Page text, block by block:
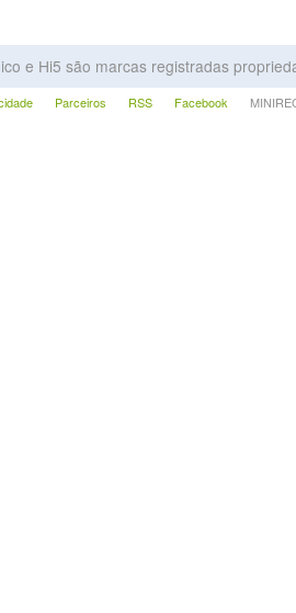
e Hi5 são marcas registradas
Parceiros RSS Facebook